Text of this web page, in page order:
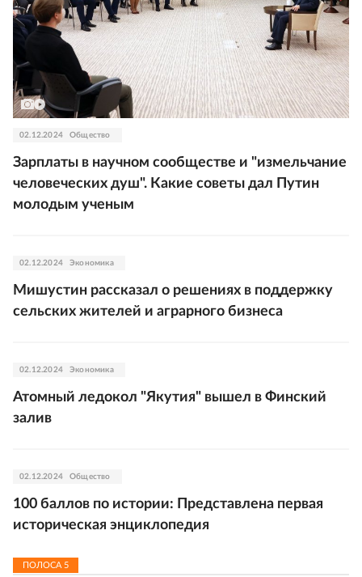
02.12.2024 Общество
Зарплаты в научном сообществе и "измельчание
человеческих душ". Какие советы дал Путин
молодым ученым
02.12.2024 Экономика
Мишустин рассказал о решениях в поддержку
сельских жителей и аграрного бизнеса
02.12.2024 Экономика
Атомный ледокол "Якутия" вышел в Финский
залив
02.12.2024 Общество
100 баллов по истории: Представлена первая
историческая энциклопедия
ПОЛОСА 5